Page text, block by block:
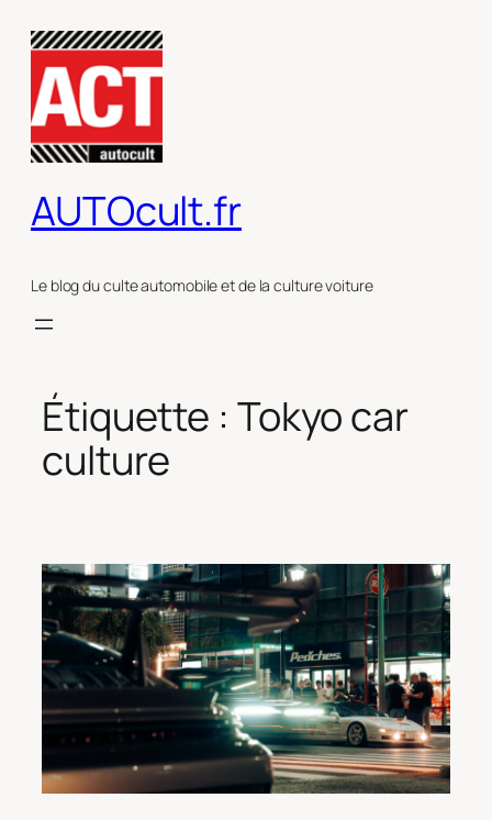
contenu
AUTOcult.fr
Le blog du culte automobile et de la culture voiture
Étiquette : Tokyo car
culture